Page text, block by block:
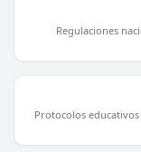
Regulaciones
Protocolos